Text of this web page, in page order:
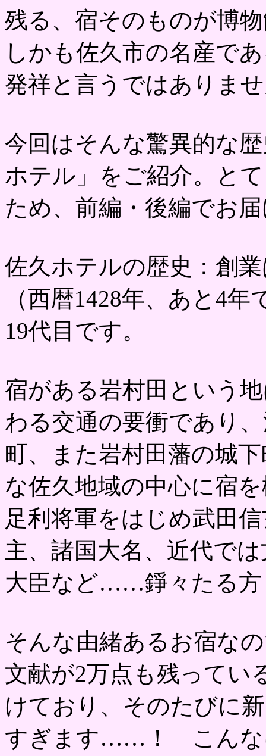
残る、宿そのものが博
しかも佐久市の名産で
発祥と言うではありま
今回はそんな驚異的な
ホテル」をご紹介。と
ため、前編・後編でお
佐久ホテルの歴史：創
（西暦1428年、あと4
19代目です。
宿がある岩村田という
わる交通の要衝であり
町、また岩村田藩の城
な佐久地域の中心に宿
足利将軍をはじめ武田
主、諸国大名、近代で
大臣など……錚々たる方
そんな由緒あるお宿な
文献が2万点も残ってい
けており、そのたびに
すぎます……！ こんな